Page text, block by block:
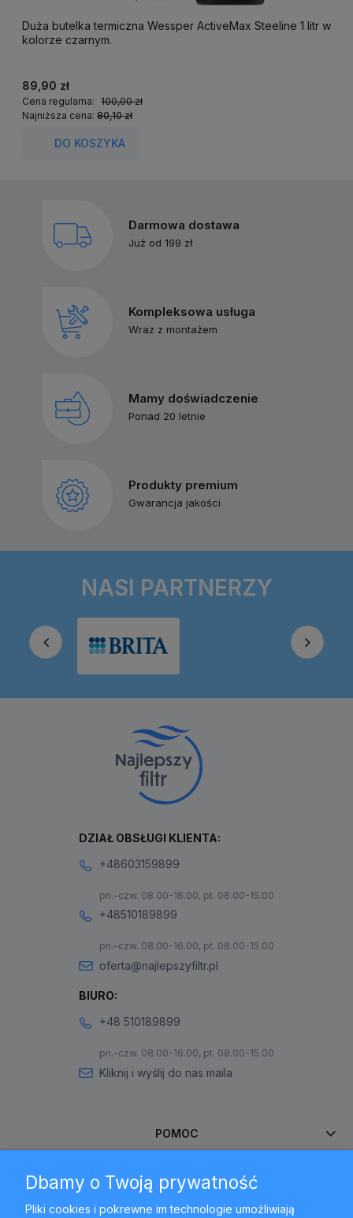
Duża butelka termiczna Wessper ActiveMax Steeline 1 litr w
kolorze czarnym.
89,90 zł
Cena regularna: 100,00 zł
Najniższa cena: 80,10 zł
DO KOSZYKA
Darmowa dostawa
Już od 199 zł
Kompleksowa usługa
Wraz z montażem
Mamy doświadczenie
Ponad 20 letnie
Produkty premium
Gwarancja jakości
NASI PARTNERZY
DZIAŁ OBSŁUGI KLIENTA:
+48603159899
pn.-czw. 08.00-16.00, pt. 08.00-15.00
+48510189899
pn.-czw. 08.00-16.00, pt. 08.00-15.00
oferta@najlepszyfiltr.pl
BIURO:
+48 510189899
pn.-czw. 08.00-16.00, pt. 08.00-15.00
Kliknij i wyślij do nas maila
POMOC
MOJE KONTO
Dbamy o Twoją prywatność
Pliki cookies i pokrewne im technologie umożliwiają